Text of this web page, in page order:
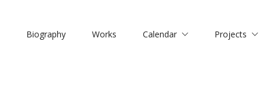
Biography Works Calendar Projects